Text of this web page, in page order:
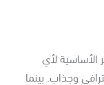
لأي
بينما